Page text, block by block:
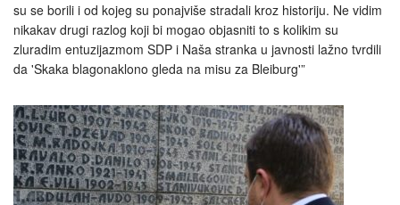
su se borili i od kojeg su ponajviše stradali kroz historiju. Ne vidim
nikakav drugi razlog koji bi mogao objasniti to s kolikim su
zluradim entuzijazmom SDP i Naša stranka u javnosti lažno tvrdili
da 'Skaka blagonaklono gleda na misu za Bleiburg'”